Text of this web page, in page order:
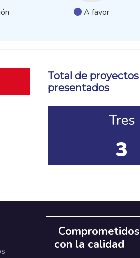
A favor
Total de proyectos
presentados
Tres
3
Comprometidos
con la calidad